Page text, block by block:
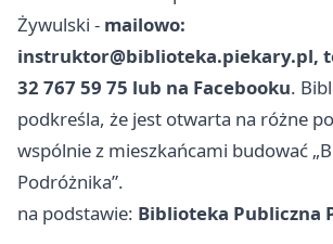
Żywulski - mailowo:
instruktor@biblioteka.piekary.pl,
32 767 59 75 lub na Facebooku.
podkreśla, że jest otwarta na różne
wspólnie z mieszkańcami budować
Podróżnika”.
na podstawie: Biblioteka Publiczna